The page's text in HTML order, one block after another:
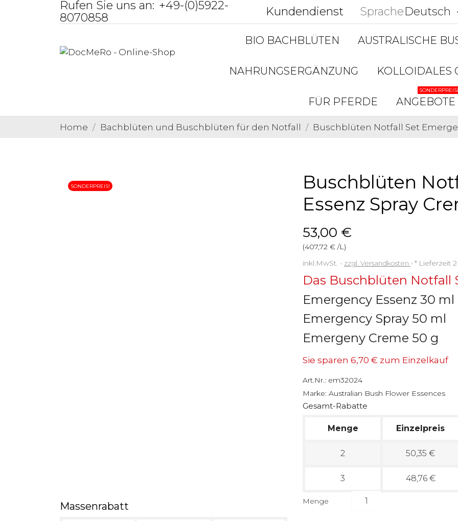
Rufen Sie uns an: +49-(0)5922-
8070858
Kundendienst SpracheDeutsch
BIO BACHBLÜTEN AUSTRALISCHE
NAHRUNGSERGÄNZUNG KOLLOIDALES
FÜR PFERDE ANGEBOTE
Home Bachblüten und Buschblüten für den Notfall Buschblüten Notfall Set
SONDERPREIS!
Massenrabatt
Buschblüten
Essenz Spray
53,00 €
(407,72 € /L)
inkl.MwSt.
zzgl. Versandkosten * Lieferzeit
Das Buschblüten Notfall
Emergency Essenz 30 ml
Emergency Spray 50 ml
Emergeny Creme 50 g
Sie sparen 6,70 € zum Einzelkauf
Art.Nr.: em32024
Marke: Australian Bush Flower Essences
Gesamt-Rabatte
Menge Einzelpreis
2 50,35 €
3 48,76 €
Menge